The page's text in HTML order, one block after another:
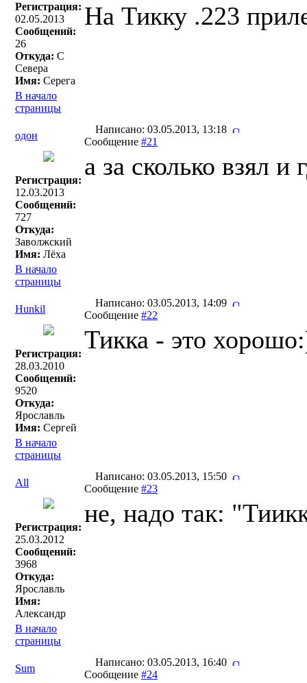
Регистрация:
02.05.2013
Сообщений:
26
Откуда: С
Севера
Имя: Серега
На Тикку .223
В начало
страницы
одон
Написано: 03.05.2013, 13:18
Сообщение #21
Регистрация:
12.03.2013
Сообщений:
727
Откуда:
Заволжский
Имя: Лёха
а за сколько взял и
В начало
страницы
Hunkil
Написано: 03.05.2013, 14:09
Сообщение #22
Регистрация:
28.03.2010
Сообщений:
9520
Откуда:
Ярославль
Имя: Сергей
Тикка - это
В начало
страницы
All
Написано: 03.05.2013, 15:50
Сообщение #23
Регистрация:
25.03.2012
Сообщений:
3968
Откуда:
Ярославль
Имя:
Александр
не, надо так:
В начало
страницы
Sum
Написано: 03.05.2013, 16:40
Сообщение #24